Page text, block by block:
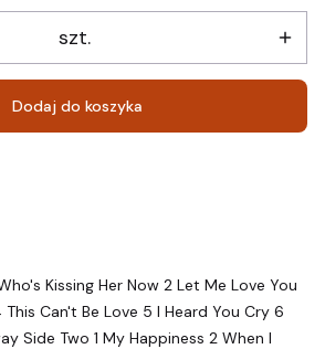
szt.
Dodaj do koszyka
Kissing Her Now 2 Let Me Love You
Can't Be Love 5 I Heard You Cry 6
Side Two 1 My Happiness 2 When I